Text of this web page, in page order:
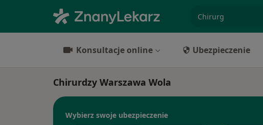
Konsultacje online Ubezpieczenie
Chirurdzy Warszawa Wola
Wybierz swoje ubezpieczenie